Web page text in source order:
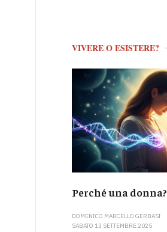
VIVERE O ESISTERE?
Perché una donna?
DOMENICO MARCELLO GERBASI
SABATO 13 SETTEMBRE 2025